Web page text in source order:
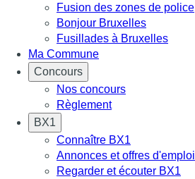
Fusion des zones de police
Bonjour Bruxelles
Fusillades à Bruxelles
Ma Commune
Concours
Nos concours
Règlement
BX1
Connaître BX1
Annonces et offres d'emploi
Regarder et écouter BX1